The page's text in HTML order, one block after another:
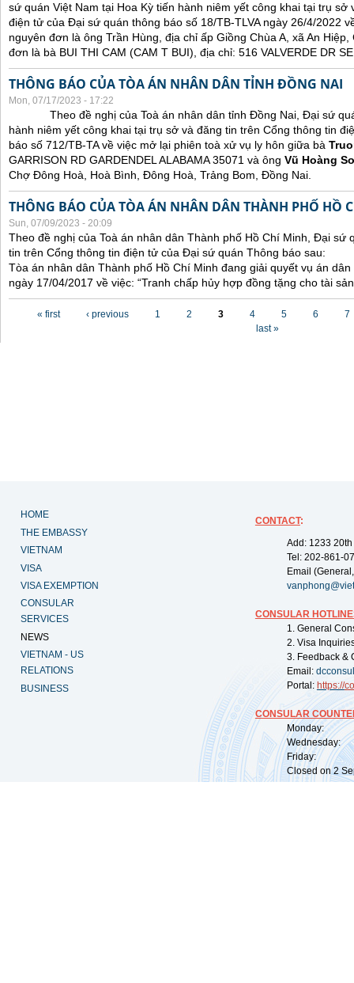
sứ quán Việt Nam tại Hoa Kỳ tiến hành niêm yết công khai tại trụ sở
điện tử của Đại sứ quán thông báo số 18/TB-TLVA ngày 26/4/2022
nguyên đơn là ông Trần Hùng, địa chỉ ấp Giồng Chùa A, xã An
đơn là bà BUI THI CAM (CAM T BUI), địa chỉ: 516 VALVERDE DR
THÔNG BÁO CỦA TÒA ÁN NHÂN DÂN TỈNH ĐỒNG NAI
Mon, 07/17/2023 - 17:22
Theo đề nghị của Toà án nhân dân tỉnh Đồng Nai, Đại sứ
hành niêm yết công khai tại trụ sở và đăng tin trên Cổng thông tin
báo số 712/TB-TA về việc mở lại phiên toà xử vụ ly hôn giữa bà
GARRISON RD GARDENDEL ALABAMA 35071 và ông Vũ Hoàng
Chợ Đông Hoà, Hoà Bình, Đông Hoà, Trảng Bom, Đồng Nai.
THÔNG BÁO CỦA TÒA ÁN NHÂN DÂN THÀNH PHỐ HỒ
Sun, 07/09/2023 - 20:09
Theo đề nghị của Toà án nhân dân Thành phố Hồ Chí Minh, Đại sứ
tin trên Cổng thông tin điện tử của Đại sứ quán Thông báo sau:
Tòa án nhân dân Thành phố Hồ Chí Minh đang giải quyết vụ án
ngày 17/04/2017 về việc: “Tranh chấp hủy hợp đồng tặng cho tài
« first ‹ previous 1 2 3 4 5 6
7
last »
HOME
THE EMBASSY
VIETNAM
VISA
VISA EXEMPTION
CONSULAR
SERVICES
NEWS
VIETNAM - US
RELATIONS
BUSINESS
CONTACT:
Add: 1233
Tel: 202-861-
Email
CONSULAR
1. General
2. Visa
3. Feedback &
Email:
Portal: https://
CONSULAR
Monday:
Wednesday:
Friday:
Closed on 2